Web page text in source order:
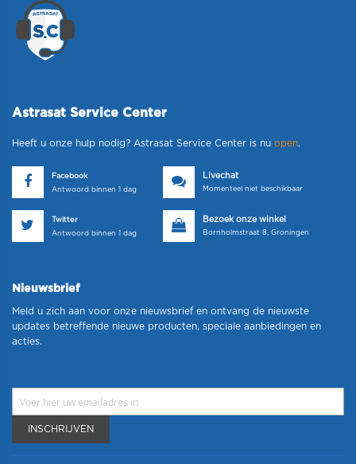
Astrasat Service Center
Heeft u onze hulp nodig? Astrasat Service Center is nu open.
Facebook
Antwoord binnen 1 dag
Livechat
Momenteel niet beschikbaar
Twitter
Antwoord binnen 1 dag
Bezoek onze winkel
Bornholmstraat 8, Groningen
Nieuwsbrief
Meld u zich aan voor onze nieuwsbrief en ontvang de nieuwste
updates betreffende nieuwe producten, speciale aanbiedingen en
acties.
INSCHRIJVEN